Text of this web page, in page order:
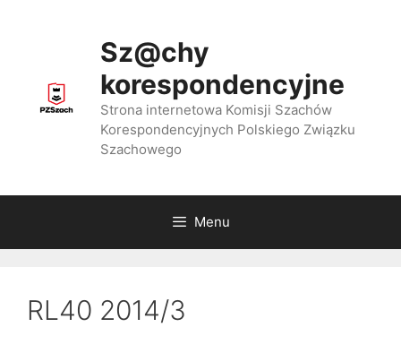
Sz@chy
korespondencyjne
Strona internetowa Komisji Szachów
Korespondencyjnych Polskiego Związku
Szachowego
Menu
RL40 2014/3